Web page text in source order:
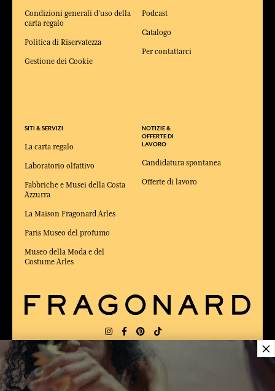
Condizioni generali d'uso della
carta regalo
Politica di Riservatezza
Gestione dei Cookie
SITI & SERVIZI
La carta regalo
Laboratorio olfattivo
Fabbriche e Musei della Costa
Azzurra
La Maison Fragonard Arles
Paris Museo del profumo
Museo della Moda e del
Costume Arles
Podcast
Catalogo
Per contattarci
NOTIZIE &
OFFERTE DI
LAVORO
Candidatura spontanea
Offerte di lavoro
CONSEGNA: FR LINGUA:
×